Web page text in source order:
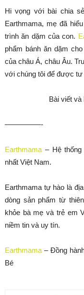
Hi vọng với bài chia
Earthmama, mẹ đã
trình ăn dặm của con.
phẩm bánh ăn dặm
của châu Á, châu Âu.
với chúng tôi để được tư
Bài viết
—————-
Earthmama – Hệ
nhất Việt Nam.
Earthmama tự hào là
dòng sản phẩm từ
khỏe bà mẹ và trẻ em
niềm tin và uy tín.
Earthmama – Đồng
Bé